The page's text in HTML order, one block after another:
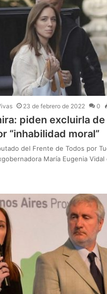
23 de febrero de 2022 0
piden excluirla de
“inhabilidad moral”
del Frente de Todos por
María Eugenia